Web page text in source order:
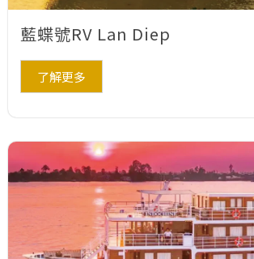
藍蝶號RV Lan Diep
了解更多